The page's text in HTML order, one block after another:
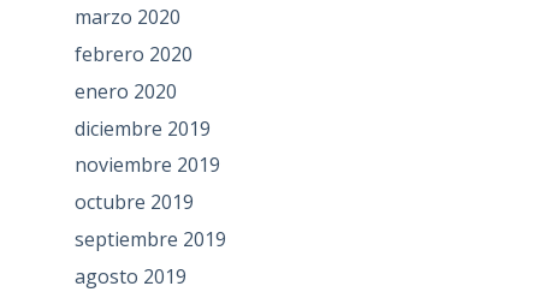
marzo 2020
febrero 2020
enero 2020
diciembre 2019
noviembre 2019
octubre 2019
septiembre 2019
agosto 2019